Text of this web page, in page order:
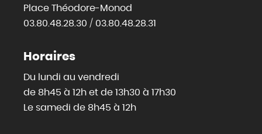
Place Théodore-Monod
03.80.48.28.30 / 03.80.48.28.31
Horaires
Du lundi au vendredi
de 8h45 à 12h et de 13h30 à 17h30
Le samedi de 8h45 à 12h